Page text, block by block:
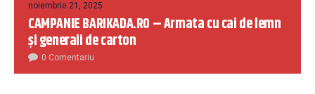
noiembrie 21, 2025
CAMPANIE BARIKADA.RO – Armata cu cai de lemn
și generali de carton
0 Comentariu